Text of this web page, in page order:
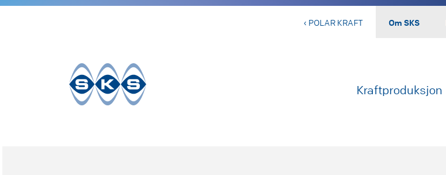
Til
‹ POLAR KRAFT Om SKS
Kraftproduksjon